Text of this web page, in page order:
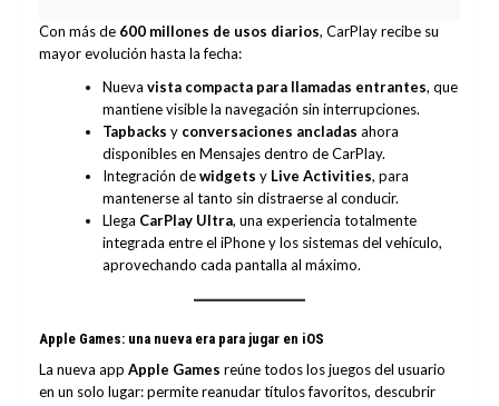
Con más de 600 millones de usos diarios, CarPlay recibe su
mayor evolución hasta la fecha:
Nueva vista compacta para llamadas entrantes, que
mantiene visible la navegación sin interrupciones.
Tapbacks y conversaciones ancladas ahora
disponibles en Mensajes dentro de CarPlay.
Integración dewidgets y Live Activities, para
mantenerse al tanto sin distraerse al conducir.
Llega CarPlay Ultra, una experiencia totalmente
integrada entre el iPhone y los sistemas del vehículo,
aprovechando cada pantalla al máximo.
Apple Games: una nueva era para jugar en iOS
La nueva app Apple Games reúne todos los juegos del usuario
en un solo lugar: permite reanudar títulos favoritos, descubrir